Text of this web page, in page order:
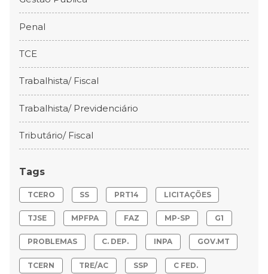
Penal
TCE
Trabalhista/ Fiscal
Trabalhista/ Previdenciário
Tributário/ Fiscal
Tags
TCERO SS PRT14 LICITAÇÕES
TJSE MPFPA FAZ MP-SP G1
PROBLEMAS C. DEP. INPA GOV.MT
TCERN TRE/AC SSP C FED.